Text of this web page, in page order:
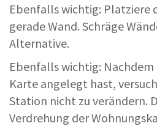
Ebenfalls wichtig: Platziere
gerade Wand. Schräge
Alternative.
Ebenfalls wichtig:
Karte angelegt hast,
Station nicht zu verändern.
Verdrehung der